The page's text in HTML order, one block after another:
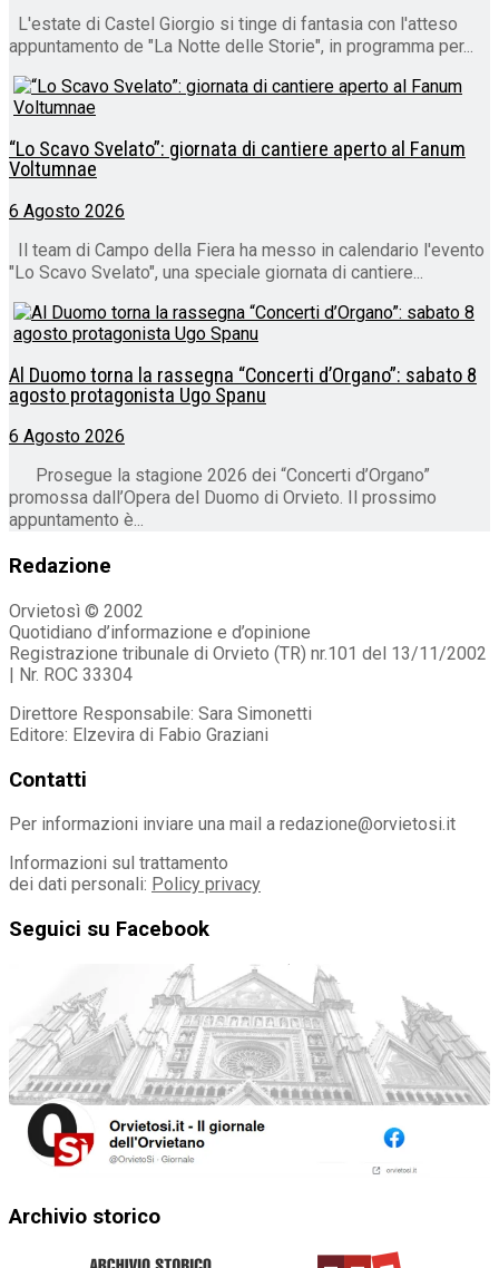
L'estate di Castel Giorgio si tinge di fantasia con l'atteso
appuntamento de "La Notte delle Storie", in programma per...
“Lo Scavo Svelato”: giornata di cantiere aperto al Fanum
Voltumnae
6 Agosto 2026
Il team di Campo della Fiera ha messo in calendario l'evento
"Lo Scavo Svelato", una speciale giornata di cantiere...
Al Duomo torna la rassegna “Concerti d’Organo”: sabato 8
agosto protagonista Ugo Spanu
6 Agosto 2026
Prosegue la stagione 2026 dei “Concerti d’Organo”
promossa dall’Opera del Duomo di Orvieto. Il prossimo
appuntamento è...
Redazione
Orvietosì © 2002
Quotidiano d’informazione e d’opinione
Registrazione tribunale di Orvieto (TR) nr.101 del 13/11/2002
| Nr. ROC 33304
Direttore Responsabile: Sara Simonetti
Editore: Elzevira di Fabio Graziani
Contatti
Per informazioni inviare una mail a redazione@orvietosi.it
Informazioni sul trattamento
dei dati personali: Policy privacy
Seguici su Facebook
Archivio storico